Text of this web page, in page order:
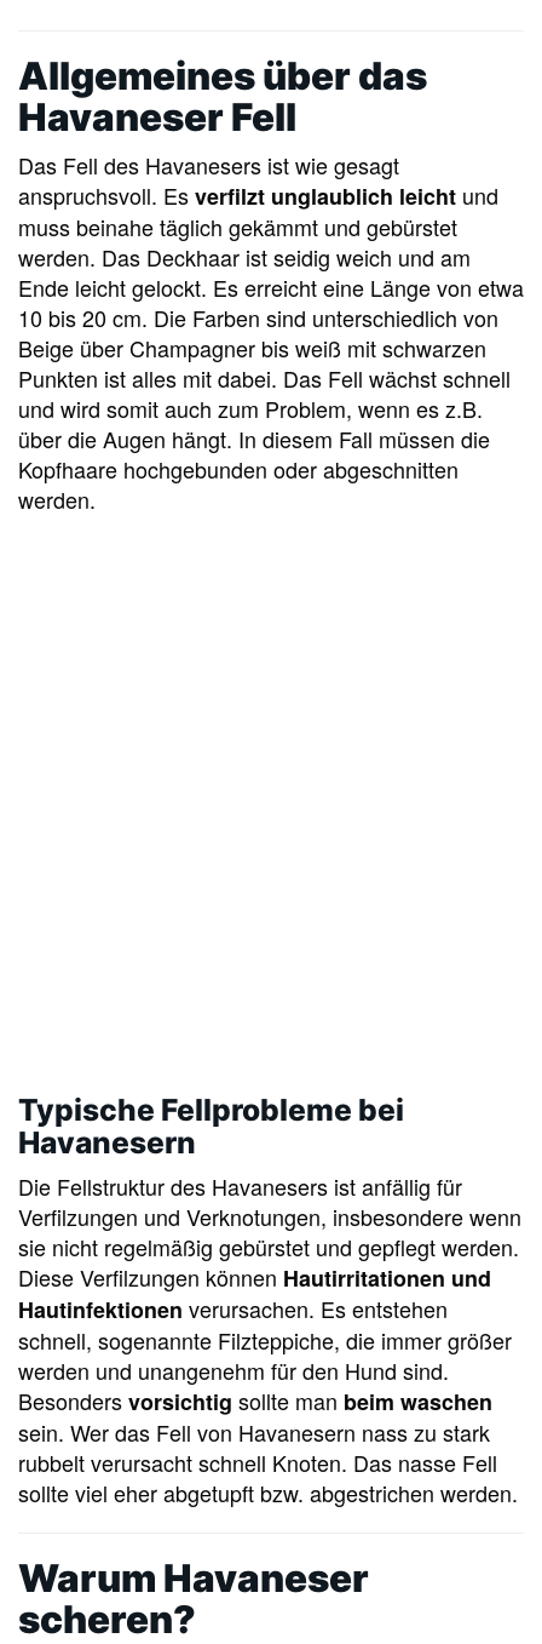
Allgemeines über das
Havaneser Fell
Das Fell des Havanesers ist wie gesagt
anspruchsvoll. Esverfilzt unglaublich leicht und
muss beinahe täglich gekämmt und gebürstet
werden. Das Deckhaar ist seidig weich und am
Ende leicht gelockt. Es erreicht eine Länge von etwa
10 bis 20 cm. Die Farben sind unterschiedlich von
Beige über Champagner bis weiß mit schwarzen
Punkten ist alles mit dabei. Das Fell wächst schnell
und wird somit auch zum Problem, wenn es z.B.
über die Augen hängt. In diesem Fall müssen die
Kopfhaare hochgebunden oder abgeschnitten
werden.
Typische Fellprobleme bei
Havanesern
Die Fellstruktur des Havanesers ist anfällig für
Verfilzungen und Verknotungen, insbesondere wenn
sie nicht regelmäßig gebürstet und gepflegt werden.
Diese Verfilzungen können Hautirritationen und
Hautinfektionen verursachen. Es entstehen
schnell, sogenannte Filzteppiche, die immer größer
werden und unangenehm für den Hund sind.
Besondersvorsichtig sollte man beim waschen
sein. Wer das Fell von Havanesern nass zu stark
rubbelt verursacht schnell Knoten. Das nasse Fell
sollte viel eher abgetupft bzw. abgestrichen werden.
Warum Havaneser
scheren?